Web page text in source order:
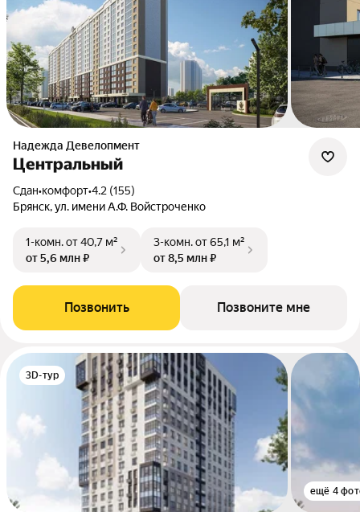
Надежда Девелопмент
Центральный
Сдан•комфорт•4.2 (155)
Брянск, ул. имени А.Ф. Войстроченко
1-комн.от 40,7 м²
от 5,6 млн ₽
3-комн.от 65,1 м²
от 8,5 млн ₽
Позвонить Позвоните мне
3D-тур
ещё 4